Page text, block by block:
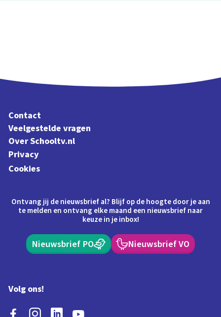
Contact
Veelgestelde vragen
Over Schooltv.nl
Privacy
Cookies
Ontvang jij de nieuwsbrief al? Blijf op de hoogte door je aan
te melden en ontvang elke maand een nieuwsbrief naar
keuze in je inbox!
Nieuwsbrief PO Nieuwsbrief VO
Volg ons!